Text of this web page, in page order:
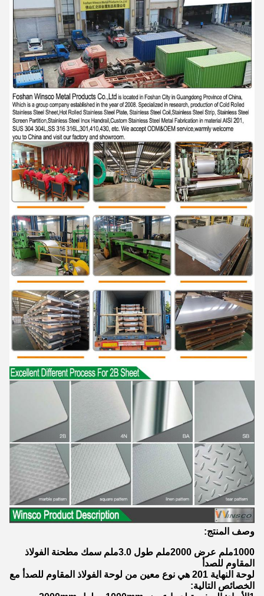
وصف المنتج:
1000ملم عرض 2000ملم طول 3.0ملم سمك مطحنة الفولاذ
المقاوم للصدأ
لوحة النهاية 201 هي نوع معين من لوحة الفولاذ المقاوم للصدأ مع
الخصائص التالية: